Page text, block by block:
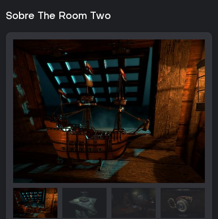
Sobre The Room Two